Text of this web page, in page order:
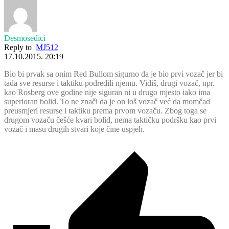
Desmosedici
Reply to MJ512
17.10.2015. 20:19
Bio bi prvak sa onim Red Bullom sigurno da je bio prvi vozač jer bi
tada sve resurse i taktiku podredili njemu. Vidiš, drugi vozač, npr.
kao Rosberg ove godine nije siguran ni u drugo mjesto iako ima
superioran bolid. To ne znači da je on loš vozač već da momčad
preusmjeri resurse i taktiku prema prvom vozaču. Zbog toga se
drugom vozaču češće kvari bolid, nema taktičku podršku kao prvi
vozač i masu drugih stvari koje čine uspjeh.